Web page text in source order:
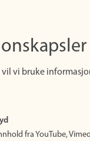
vi bruke
fra YouTube,